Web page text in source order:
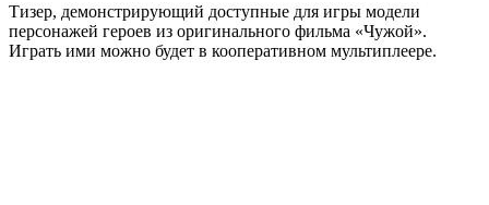
Тизер, демонстрирующий доступные для игры модели
персонажей героев из оригинального фильма «Чужой».
Играть ими можно будет в кооперативном мультиплеере.